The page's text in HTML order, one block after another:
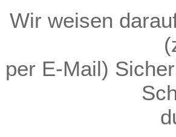
Wir weisen
per E-Mail)